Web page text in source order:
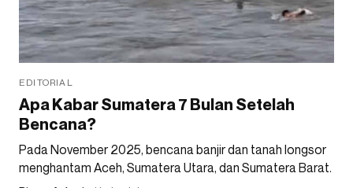
EDITORIAL
Apa Kabar Sumatera 7 Bulan Setelah
Bencana?
Pada November 2025, bencana banjir dan tanah longsor
menghantam Aceh, Sumatera Utara, dan Sumatera Barat.